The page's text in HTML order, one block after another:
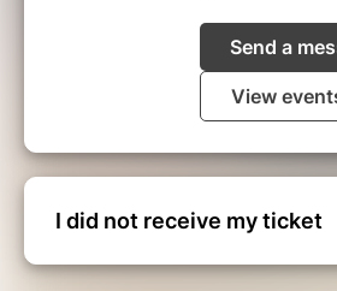
Un enseignement complet
aussi bien à la posture du
patient d’aborder le soin & la
sur une approche
d’information afin de nourrir
développer, d’intégrer ou
facultés dites « de
Send a
View
I did not receive my ticket